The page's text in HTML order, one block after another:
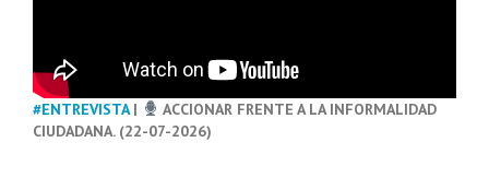
#ENTREVISTA|
ACCIONAR FRENTE A LA INFORMALIDAD
CIUDADANA. (22-07-2026)